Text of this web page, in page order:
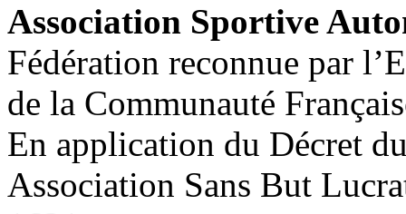
Association Sportive
Fédération reconnue par
de la Communauté
En application du Décret
Association Sans But